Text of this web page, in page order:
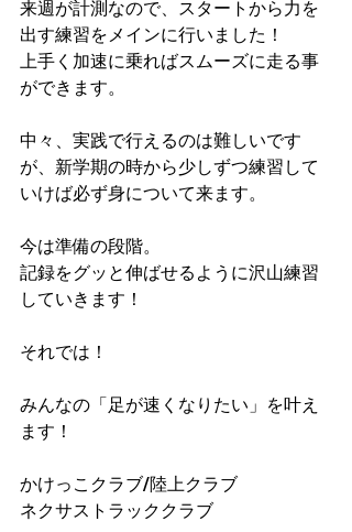
来週が計測なので、スタートから力を
出す練習をメインに行いました！
上手く加速に乗ればスムーズに走る事
ができます。
中々、実践で行えるのは難しいです
が、新学期の時から少しずつ練習して
いけば必ず身について来ます。
今は準備の段階。
記録をグッと伸ばせるように沢山練習
していきます！
それでは！
みんなの「足が速くなりたい」を叶え
ます！
かけっこクラブ/陸上クラブ
ネクサストラッククラブ